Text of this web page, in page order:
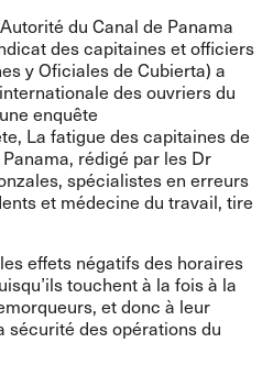
du Canal de Panama
des capitaines et officiers
y Oficiales de Cubierta) a
des ouvriers du
enquête
La fatigue des capitaines de
, rédigé par les Dr
spécialistes en erreurs
et médecine du travail, tire
effets négatifs des horaires
touchent à la fois à la
et donc à leur
sécurité des opérations du